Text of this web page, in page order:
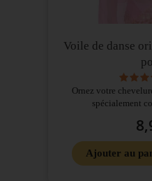
Voile de danse
Ornez votre
spécialement
Ajouter au